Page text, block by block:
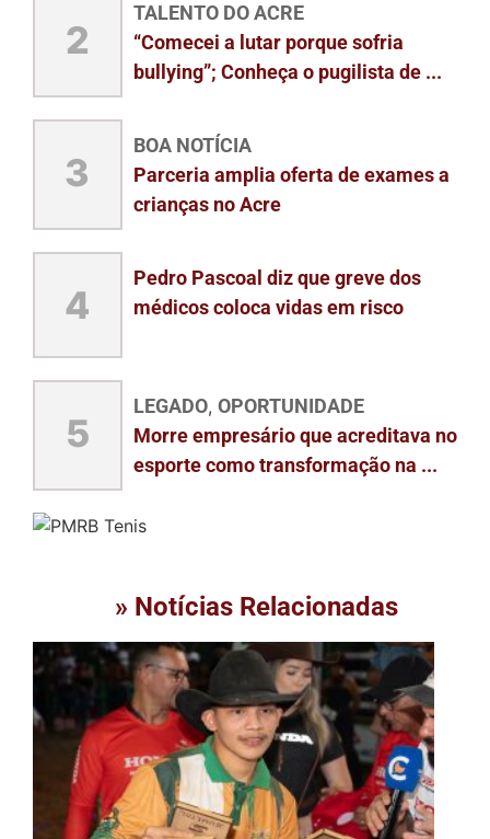
2
TALENTO DO ACRE
“Comecei a lutar porque sofria
bullying”; Conheça o pugilista de ...
3
BOA NOTÍCIA
Parceria amplia oferta de exames a
crianças no Acre
4
Pedro Pascoal diz que greve dos
médicos coloca vidas em risco
5
LEGADO, OPORTUNIDADE
Morre empresário que acreditava no
esporte como transformação na ...
» Notícias Relacionadas